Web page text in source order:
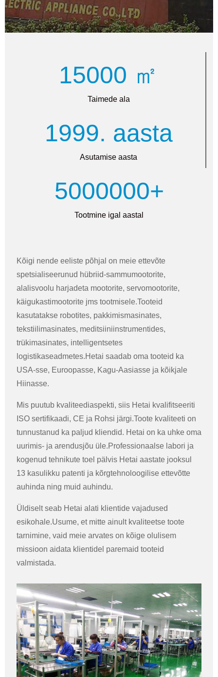
15000 ㎡
Taimede ala
1999. aasta
Asutamise aasta
5000000+
Tootmine igal aastal
Kõigi nende eeliste põhjal on meie ettevõte
spetsialiseerunud hübriid-sammumootorite,
alalisvoolu harjadeta mootorite, servomootorite,
käigukastimootorite jms tootmisele.Tooteid
kasutatakse robotites, pakkimismasinates,
tekstiilimasinates, meditsiiniinstrumentides,
trükimasinates, intelligentsetes
logistikaseadmetes.Hetai saadab oma tooteid ka
USA-sse, Euroopasse, Kagu-Aasiasse ja kõikjale
Hiinasse.
Mis puutub kvaliteediaspekti, siis Hetai kvalifitseeriti
ISO sertifikaadi, CE ja Rohsi järgi.Toote kvaliteeti on
tunnustanud ka paljud kliendid. Hetai on ka uhke oma
uurimis- ja arendusjõu üle.Professionaalse labori ja
kogenud tehnikute toel pälvis Hetai aastate jooksul
13 kasulikku patenti ja kõrgtehnoloogilise ettevõtte
auhinda ning muid auhindu.
Üldiselt seab Hetai alati klientide vajadused
esikohale.Usume, et mitte ainult kvaliteetse toote
tarnimine, vaid meie arvates on kõige olulisem
missioon aidata klientidel paremaid tooteid
valmistada.